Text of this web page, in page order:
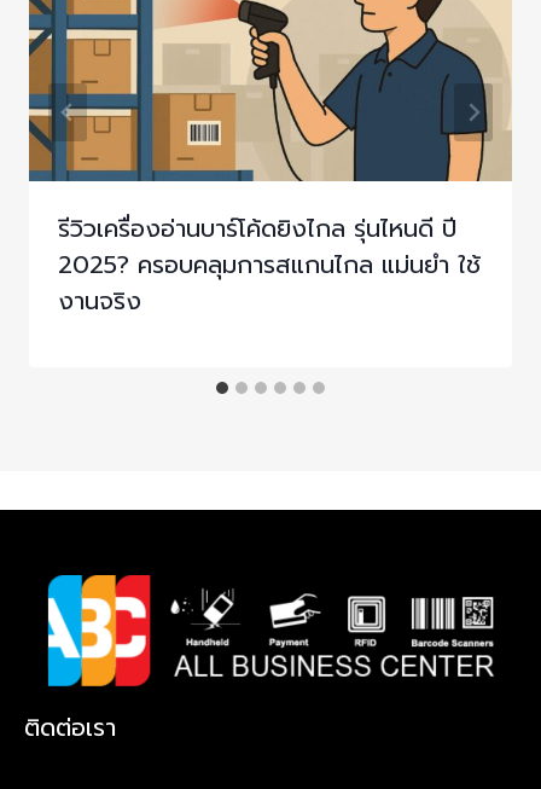
รีวิวเครื่องอ่านบาร์โค้ดยิงไกล รุ่นไหนดี ปี
2025? ครอบคลุมการสแกนไกล แม่นยำ ใช้
งานจริง
ติดต่อเรา